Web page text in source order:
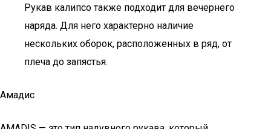
Рукав калипсо также подходит для вечернего
наряда. Для него характерно наличие
нескольких оборок, расположенных в ряд, от
плеча до запястья.
Амадис